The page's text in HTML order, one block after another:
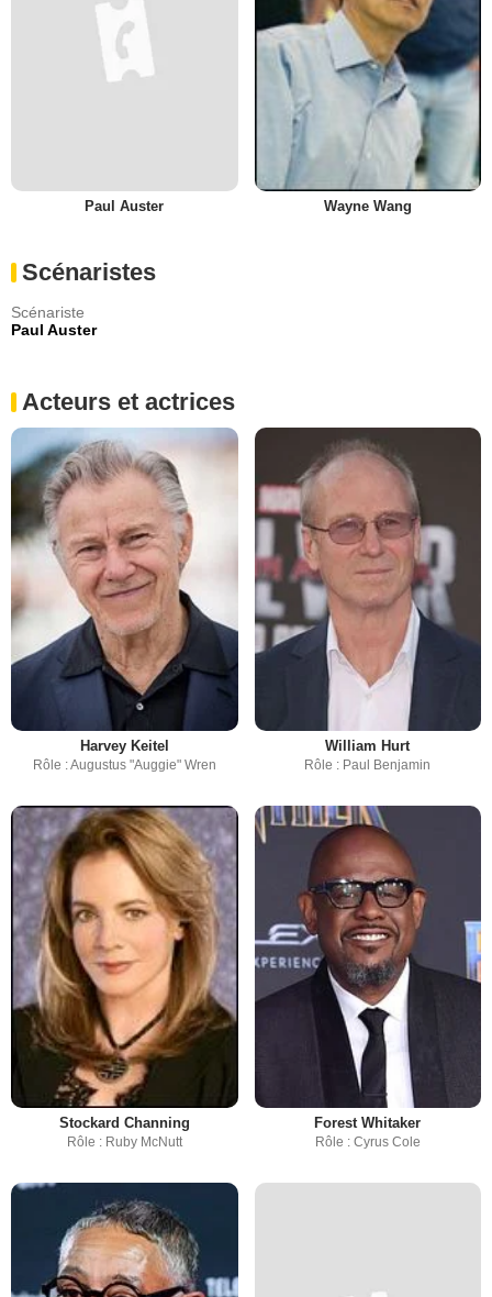
Paul Auster Wayne Wang
Scénaristes
Scénariste
Paul Auster
Acteurs et actrices
Harvey Keitel
Rôle : Augustus "Auggie" Wren
William Hurt
Rôle : Paul Benjamin
Stockard Channing
Rôle : Ruby McNutt
Forest Whitaker
Rôle : Cyrus Cole